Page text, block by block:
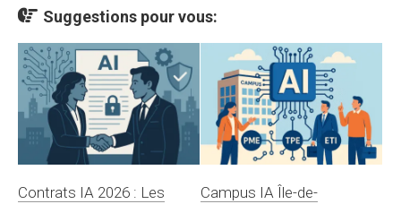
Suggestions pour vous:
Contrats IA 2026 : Les
Campus IA Île-de-